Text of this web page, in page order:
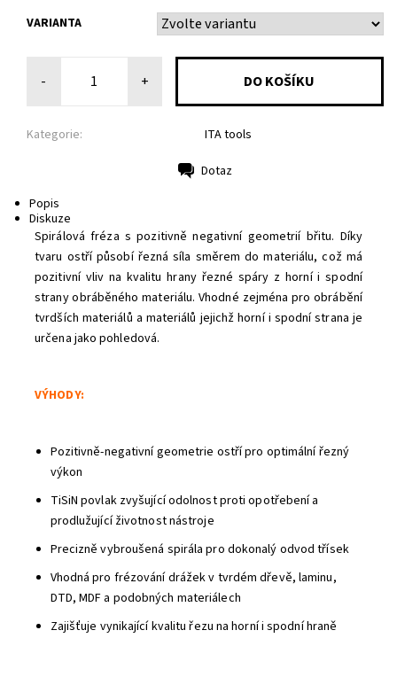
VARIANTA
- +
Kategorie: ITA tools
Dotaz
Popis
Diskuze
Spirálová fréza s pozitivně negativní geometrií břitu. Díky
tvaru ostří působí řezná síla směrem do materiálu, což má
pozitivní vliv na kvalitu hrany řezné spáry z horní i spodní
strany obráběného materiálu. Vhodné zejména pro obrábění
tvrdších materiálů a materiálů jejichž horní i spodní strana je
určena jako pohledová.
VÝHODY:
Pozitivně-negativní geometrie ostří pro optimální řezný
výkon
TiSiN povlak zvyšující odolnost proti opotřebení a
prodlužující životnost nástroje
Precizně vybroušená spirála pro dokonalý odvod třísek
Vhodná pro frézování drážek v tvrdém dřevě, laminu,
DTD, MDF a podobných materiálech
Zajišťuje vynikající kvalitu řezu na horní i spodní hraně